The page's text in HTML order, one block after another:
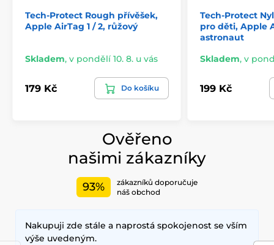
Tech-Protect Rough přívěšek,
Apple AirTag 1 / 2, růžový
Skladem, v pondělí 10. 8. u vás
179 Kč Do košíku
Tech-Protect
pro děti, Apple
astronaut
Skladem, v
199 Kč
Ověřeno
našimi zákazníky
93%
zákazníků doporučuje
náš obchod
Nakupuji zde stále a naprostá spokojenost se vším
výše uvedeným.